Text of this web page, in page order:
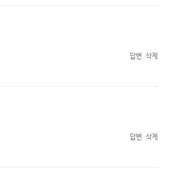
답변 삭제
답변 삭제